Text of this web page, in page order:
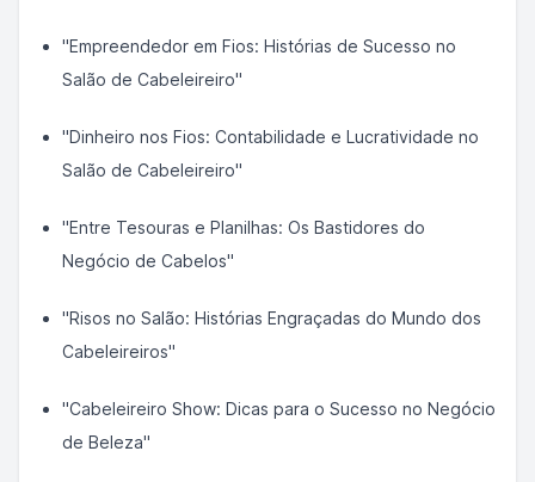
"Empreendedor em Fios: Histórias de Sucesso no
Salão de Cabeleireiro"
"Dinheiro nos Fios: Contabilidade e Lucratividade no
Salão de Cabeleireiro"
"Entre Tesouras e Planilhas: Os Bastidores do
Negócio de Cabelos"
"Risos no Salão: Histórias Engraçadas do Mundo dos
Cabeleireiros"
"Cabeleireiro Show: Dicas para o Sucesso no Negócio
de Beleza"